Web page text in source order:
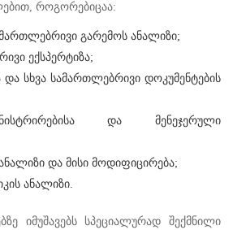
როგორებიცაა:
გარემოს ანალიზი;
ექსპერტიზა;
სხვა სამართლებრივი დოკუმენტების
და მენეჯერული
და მისი მოდიფიცირება;
ანალიზი.
იმუშავებს სპეციალურად შექმნილი